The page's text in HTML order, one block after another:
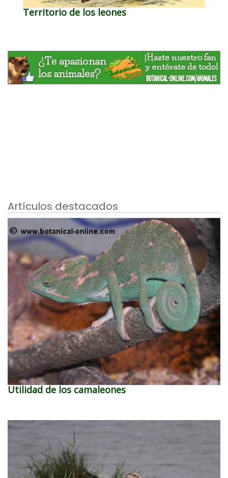
Territorio de los leones
Artículos destacados
Utilidad de los camaleones